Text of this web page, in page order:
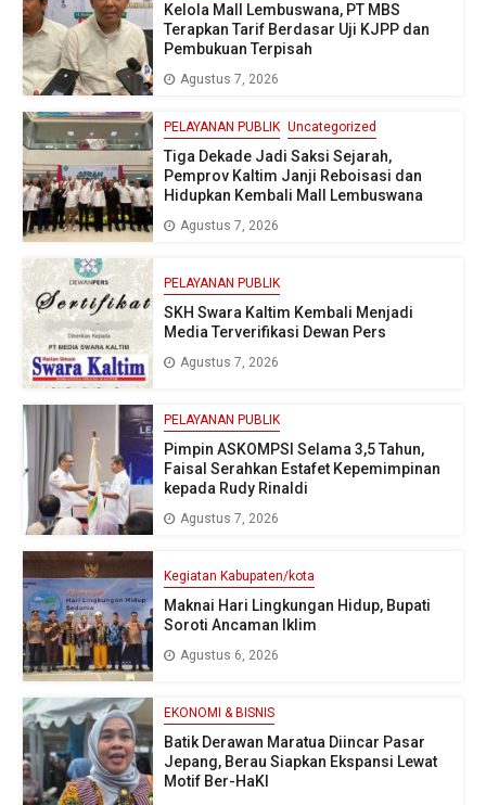
Kelola Mall Lembuswana, PT MBS
Terapkan Tarif Berdasar Uji KJPP dan
Pembukuan Terpisah
Agustus 7, 2026
PELAYANAN PUBLIK Uncategorized
Tiga Dekade Jadi Saksi Sejarah,
Pemprov Kaltim Janji Reboisasi dan
Hidupkan Kembali Mall Lembuswana
Agustus 7, 2026
PELAYANAN PUBLIK
SKH Swara Kaltim Kembali Menjadi
Media Terverifikasi Dewan Pers
Agustus 7, 2026
PELAYANAN PUBLIK
Pimpin ASKOMPSI Selama 3,5 Tahun,
Faisal Serahkan Estafet Kepemimpinan
kepada Rudy Rinaldi
Agustus 7, 2026
Kegiatan Kabupaten/kota
Maknai Hari Lingkungan Hidup, Bupati
Soroti Ancaman Iklim
Agustus 6, 2026
EKONOMI & BISNIS
Batik Derawan Maratua Diincar Pasar
Jepang, Berau Siapkan Ekspansi Lewat
Motif Ber-HaKI